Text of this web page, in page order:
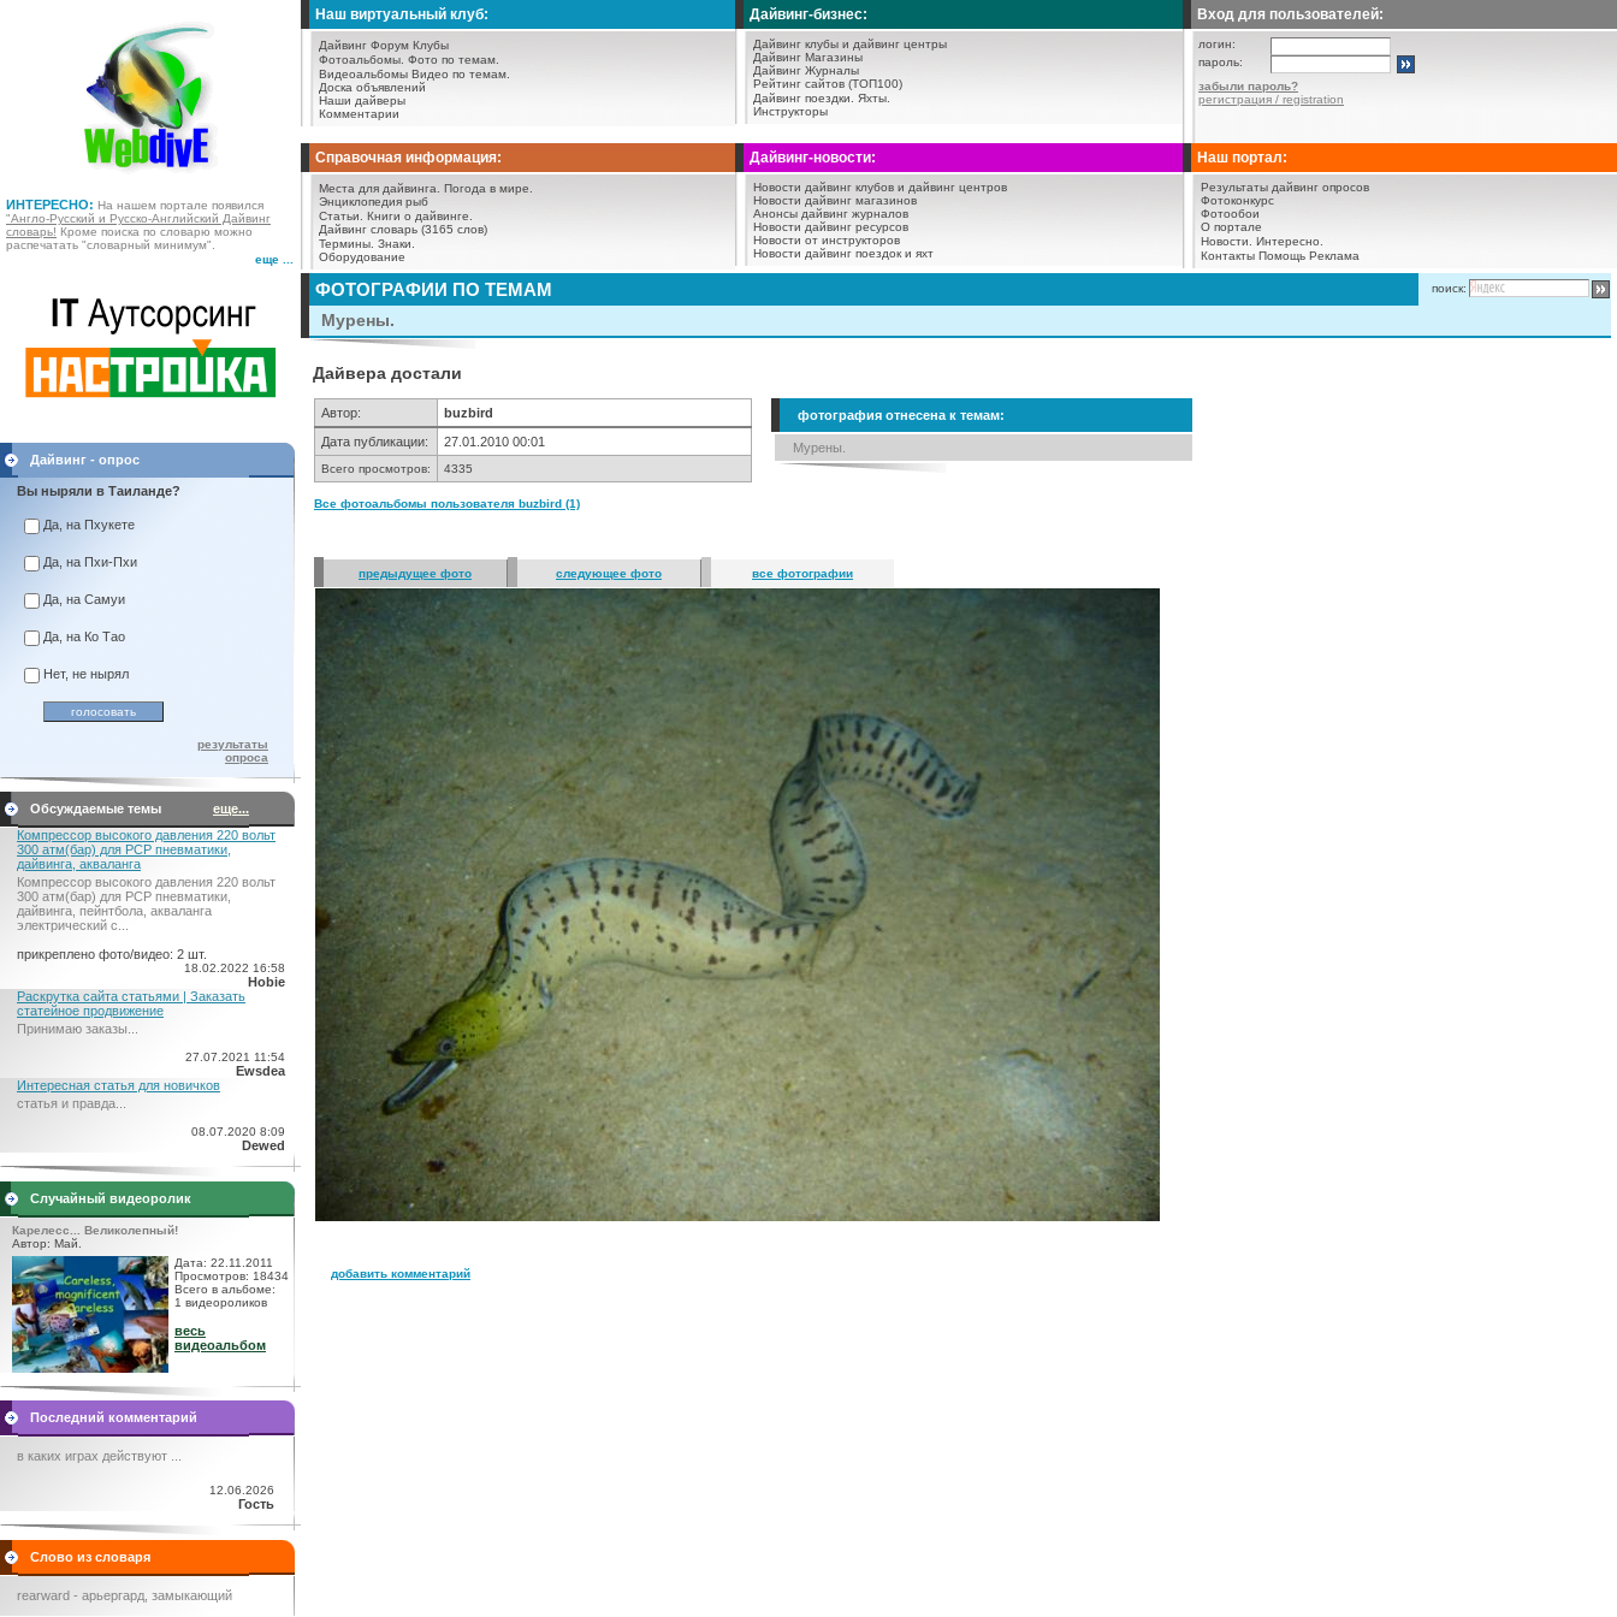
ИНТЕРЕСНО: На нашем портале появился
"Англо-Русский и Русско-Английский Дайвинг
словарь! Кроме поиска по словарю можно
распечатать "словарный минимум".
еще ...
Наш виртуальный клуб:
Дайвинг Форум Клубы
Фотоальбомы. Фото по темам.
Видеоальбомы Видео по темам.
Доска объявлений
Наши дайверы
Комментарии
Дайвинг-бизнес:
Дайвинг клубы и дайвинг центры
Дайвинг Магазины
Дайвинг Журналы
Рейтинг сайтов (ТОП100)
Дайвинг поездки.
Яхты.
Инструкторы
Вход для пользователей:
логин:
пароль:
забыли пароль?
регистрация / registration
Справочная информация:
Места для дайвинга.
Погода в мире.
Энциклопедия рыб
Статьи.
Книги о дайвинге.
Дайвинг словарь (3165 слов)
Термины. Знаки.
Оборудование
Дайвинг-новости:
Новости дайвинг клубов и дайвинг центров
Новости дайвинг магазинов
Анонсы дайвинг журналов
Новости дайвинг ресурсов
Новости от инструкторов
Новости дайвинг поездок и яхт
Наш портал:
Результаты дайвинг опросов
Фотоконкурс
Фотообои
О портале
Новости.
Интересно.
Контакты Помощь Реклама
Дайвинг - опрос
Вы ныряли в Таиланде?
Да, на Пхукете
Да, на Пхи-Пхи
Да, на Самуи
Да, на Ко Тао
Нет, не нырял
результаты
опроса
Обсуждаемые темы
еще...
Компрессор высокого давления 220 вольт
300 атм(бар) для PCP пневматики,
дайвинга, акваланга
Компрессор высокого давления 220 вольт
300 атм(бар) для PCP пневматики,
дайвинга, пейнтбола, акваланга
электрический c...
прикреплено фото/видео: 2 шт.
18.02.2022 16:58
Hobie
Раскрутка сайта статьями | Заказать
статейное продвижение
Принимаю заказы...
27.07.2021 11:54
Ewsdea
Интересная статья для новичков
статья и правда...
08.07.2020 8:09
Dewed
Случайный видеоролик
Карелесс... Великолепный!
Автор: Май.
Дата: 22.11.2011
Просмотров: 18434
Всего в альбоме:
1 видеороликов
весь
видеоальбом
Последний комментарий
в каких играх действуют ...
12.06.2026
Гость
Слово из словаря
rearward - арьергард, замыкающий
ФОТОГРАФИИ ПО ТЕМАМ поиск:
Мурены.
Дайвера достали
Автор:
buzbird
Дата публикации:
27.01.2010 00:01
Всего просмотров: 4335
Все фотоальбомы пользователя buzbird (1)
фотография отнесена к темам:
Мурены.
предыдущее фото следующее фото все фотографии
добавить комментарий